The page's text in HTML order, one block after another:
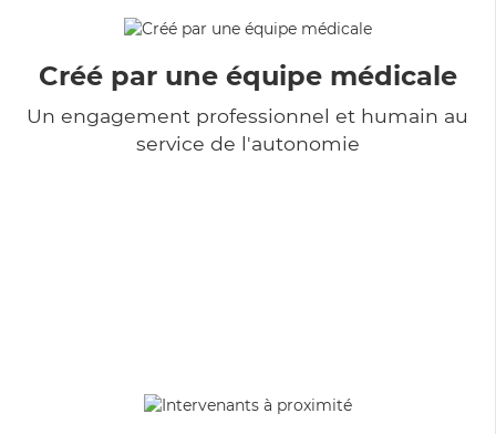
Créé par une équipe médicale
Un engagement professionnel et humain au
service de l'autonomie